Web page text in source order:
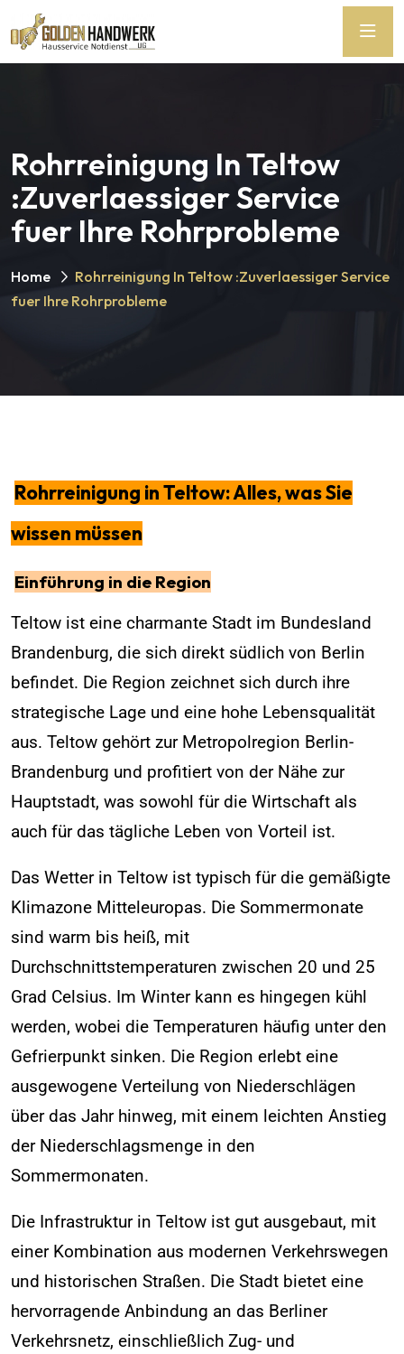
Rohrreinigung In Teltow
:Zuverlaessiger Service
fuer Ihre Rohrprobleme
Home
Rohrreinigung In Teltow :Zuverlaessiger Service
fuer Ihre Rohrprobleme
Rohrreinigung in Teltow: Alles, was Sie
wissen müssen
Einführung in die Region
Teltow ist eine charmante Stadt im Bundesland
Brandenburg, die sich direkt südlich von Berlin
befindet. Die Region zeichnet sich durch ihre
strategische Lage und eine hohe Lebensqualität
aus. Teltow gehört zur Metropolregion Berlin-
Brandenburg und profitiert von der Nähe zur
Hauptstadt, was sowohl für die Wirtschaft als
auch für das tägliche Leben von Vorteil ist.
Das Wetter in Teltow ist typisch für die gemäßigte
Klimazone Mitteleuropas. Die Sommermonate
sind warm bis heiß, mit
Durchschnittstemperaturen zwischen 20 und 25
Grad Celsius. Im Winter kann es hingegen kühl
werden, wobei die Temperaturen häufig unter den
Gefrierpunkt sinken. Die Region erlebt eine
ausgewogene Verteilung von Niederschlägen
über das Jahr hinweg, mit einem leichten Anstieg
der Niederschlagsmenge in den
Sommermonaten.
Die Infrastruktur in Teltow ist gut ausgebaut, mit
einer Kombination aus modernen Verkehrswegen
und historischen Straßen. Die Stadt bietet eine
hervorragende Anbindung an das Berliner
Verkehrsnetz, einschließlich Zug- und